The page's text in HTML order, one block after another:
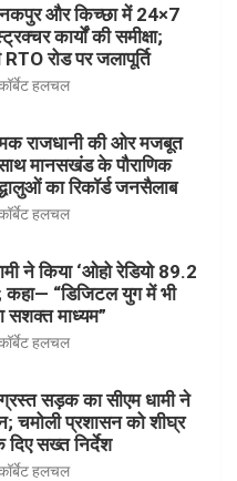
टनकपुर और किच्छा में 24×7
कार्यों की समीक्षा;
रोड पर जलापूर्ति
हलचल
राजधानी की ओर मजबूत
मानसखंड के पौराणिक
का रिकॉर्ड जनसैलाब
हलचल
ने किया ‘ओहो रेडियो 89.2
कहा— “डिजिटल युग में भी
सशक्त माध्यम”
हलचल
सड़क का सीएम धामी ने
चमोली प्रशासन को शीघ्र
सख्त निर्देश
हलचल